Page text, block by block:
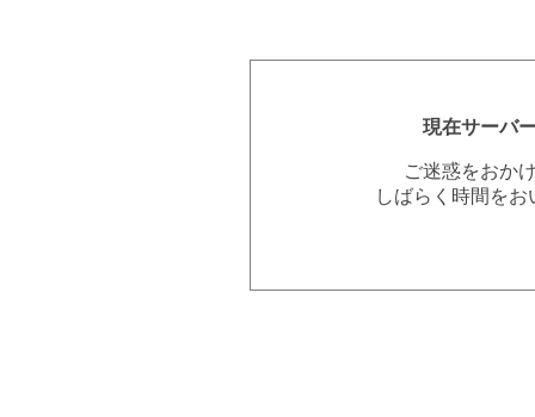
現在サーバ
ご迷惑をおか
しばらく時間を